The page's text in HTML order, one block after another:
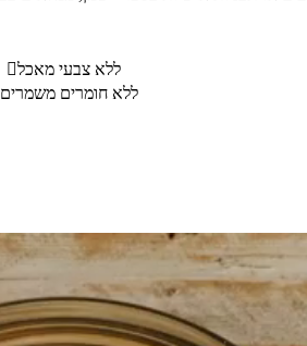
ללא צבעי מאכל
ללא חומרים משמרים